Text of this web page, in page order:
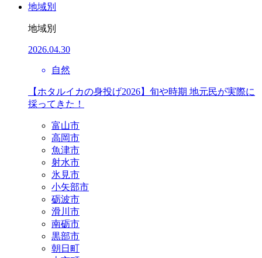
地域別
地域別
2026.04.30
自然
【ホタルイカの身投げ2026】旬や時期 地元民が実際に
採ってきた！
富山市
高岡市
魚津市
射水市
氷見市
小矢部市
砺波市
滑川市
南砺市
黒部市
朝日町